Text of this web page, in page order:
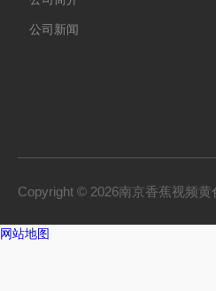
公司新闻
Copyright © 2026南京香蕉视频
网站地图